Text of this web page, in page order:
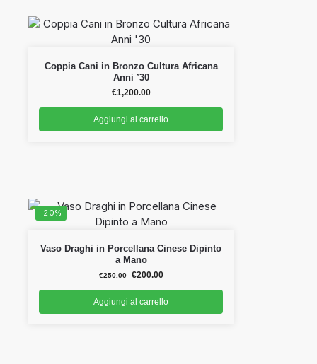
Coppia Cani in Bronzo Cultura Africana
Anni ’30
€1,200.00
Aggiungi al carrello
-20%
Vaso Draghi in Porcellana Cinese Dipinto
a Mano
€250.00 €200.00
Aggiungi al carrello